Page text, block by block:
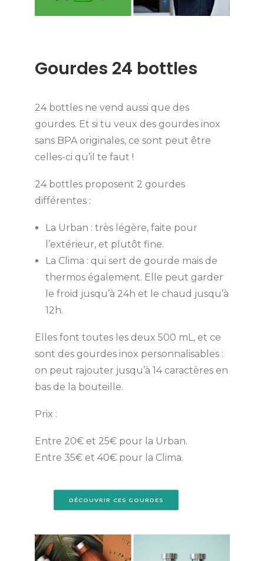
Gourdes 24 bottles
24 bottles ne vend aussi que des
gourdes. Et si tu veux des gourdes inox
sans BPA originales, ce sont peut être
celles-ci qu’il te faut !
24 bottles proposent 2 gourdes
différentes :
La Urban : très légère, faite pour
l’extérieur, et plutôt fine.
La Clima : qui sert de gourde mais de
thermos également. Elle peut garder
le froid jusqu’à 24h et le chaud jusqu’à
12h.
Elles font toutes les deux 500 mL, et ce
sont des gourdes inox personnalisables :
on peut rajouter jusqu’à 14 caractères en
bas de la bouteille.
Prix :
Entre 20€ et 25€ pour la Urban.
Entre 35€ et 40€ pour la Clima.
DÉCOUVRIR CES GOURDES